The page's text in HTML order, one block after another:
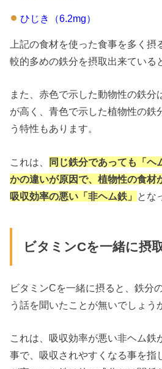
ひじき（6.2mg）
上記の食材を使った食事を多く
較的多めの鉄分を摂取出来ている
また、赤色で示した動物性の鉄分
が高く、青色で示した植物性の鉄
う特性もあります。
これは、
同じ鉄分であっても「ヘ
かの違いが原因で、植物性の食材
吸収効率の悪い「非ヘム鉄」 とな
ビタミンCを一緒に摂
ビタミンCを一緒に摂ると、鉄分
う話を聞いたことが無いでしょう
これは、吸収効率が悪い非ヘム鉄
事で、吸収されやすくなる事を指